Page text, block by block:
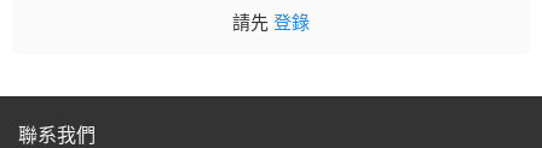
請先 登錄
聯系我們